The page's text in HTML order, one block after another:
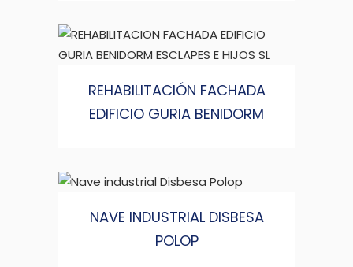
REHABILITACIÓN FACHADA
EDIFICIO GURIA BENIDORM
NAVE INDUSTRIAL DISBESA
POLOP